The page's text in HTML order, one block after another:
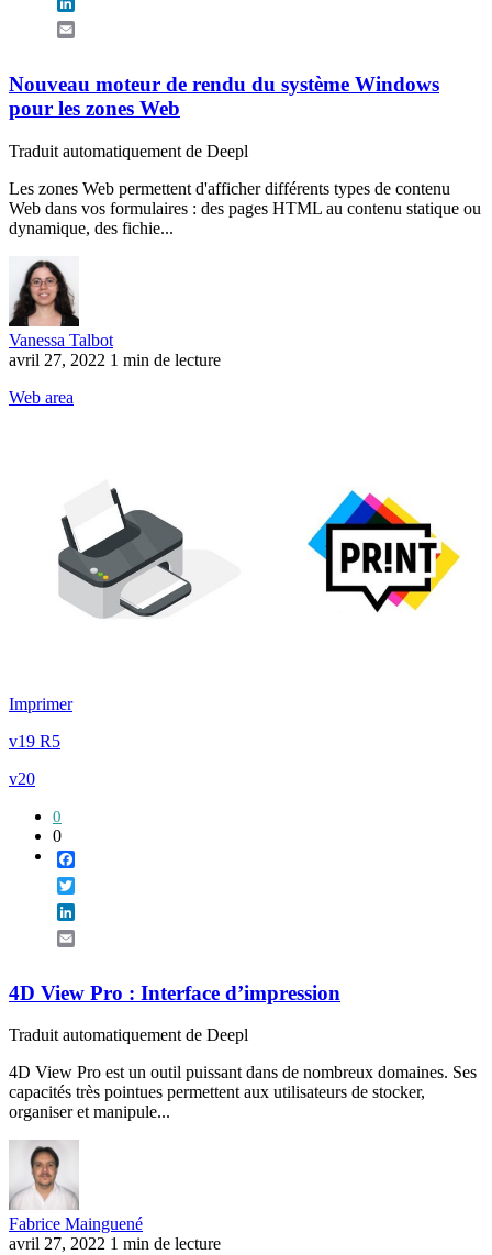
Nouveau moteur de rendu du système Windows
pour les zones Web
Traduit automatiquement de Deepl
Les zones Web permettent d'afficher différents types de contenu
Web dans vos formulaires : des pages HTML au contenu statique ou
dynamique, des fichie...
Vanessa Talbot
avril 27, 2022 1 min de lecture
Web area
Imprimer
v19 R5
v20
0
0
4D View Pro : Interface d’impression
Traduit automatiquement de Deepl
4D View Pro est un outil puissant dans de nombreux domaines. Ses
capacités très pointues permettent aux utilisateurs de stocker,
organiser et manipule...
Fabrice Mainguené
avril 27, 2022 1 min de lecture